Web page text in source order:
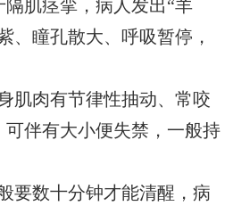
肌痉挛，病人发出“羊
、瞳孔散大、呼吸暂停，
肌肉有节律性抽动、常咬
伴有大小便失禁，一般持
要数十分钟才能清醒，病